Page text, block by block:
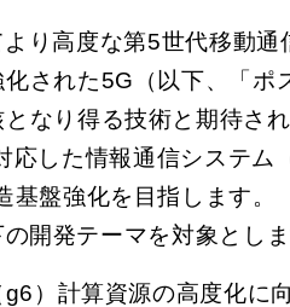
り高度な第5世代移動
された5G（以下、「
なり得る技術と期待され
した情報通信システ
盤強化を目指します。
開発テーマを対象とし
）計算資源の高度化に